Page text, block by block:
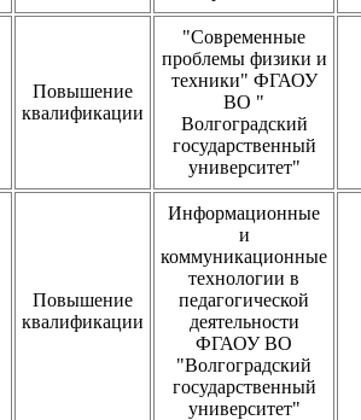
Повышение
квалификации
"Современные
проблемы физики и
техники" ФГАОУ
ВО "
Волгоградский
государственный
университет"
Повышение
квалификации
Информационные
и
коммуникационные
технологии в
педагогической
деятельности
ФГАОУ ВО
"Волгоградский
государственный
университет"